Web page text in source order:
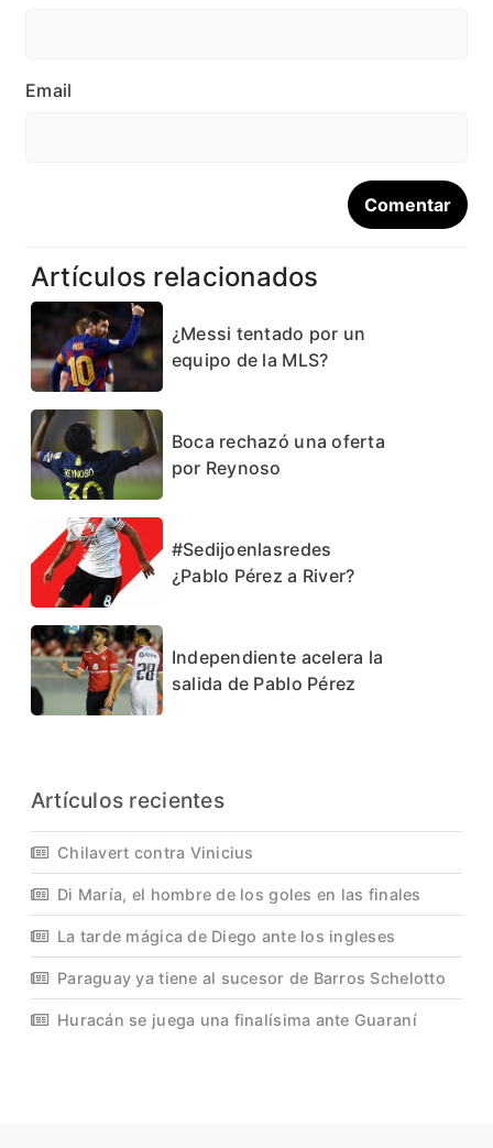
Email
Artículos relacionados
¿Messi tentado por un
equipo de la MLS?
Boca rechazó una oferta
por Reynoso
#Sedijoenlasredes
¿Pablo Pérez a River?
Independiente acelera la
salida de Pablo Pérez
Artículos recientes
Chilavert contra Vinicius
Di María, el hombre de los goles en las finales
La tarde mágica de Diego ante los ingleses
Paraguay ya tiene al sucesor de Barros Schelotto
Huracán se juega una finalísima ante Guaraní